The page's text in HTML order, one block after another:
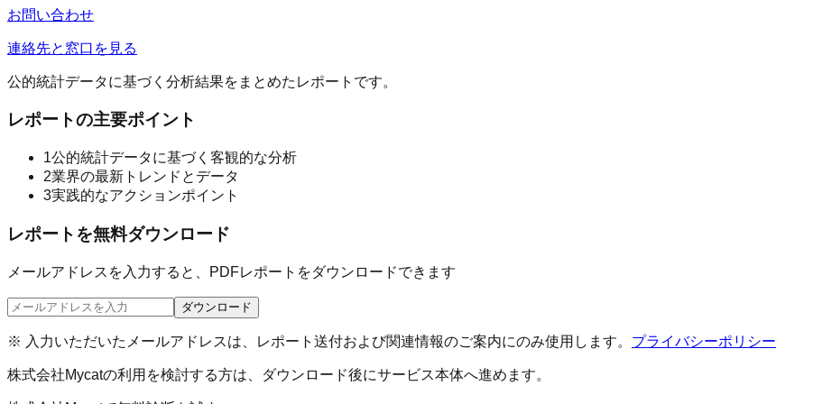
お問い合わせ
連絡先と窓口を見る
公的統計データに基づく分析結果をまとめたレポートです。
レポートの主要ポイント
1公的統計データに基づく客観的な分析
2業界の最新トレンドとデータ
3実践的なアクションポイント
レポートを無料ダウンロード
メールアドレスを入力すると、PDFレポートをダウンロードできます
ダウンロード
※ 入力いただいたメールアドレスは、レポート送付および関連情報のご案内にのみ使用します。 プライバシーポリシー
株式会社Mycatの利用を検討する方は、ダウンロード後にサービス本体へ進めます。